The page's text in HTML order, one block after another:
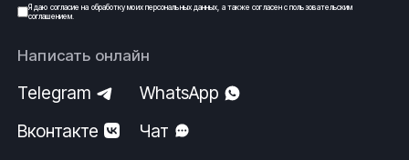
Я даю согласие на обработку моих персональных данных , а также согласен спользовательским
соглашением.
Написать онлайн
Telegram
WhatsApp
Вконтакте
Чат